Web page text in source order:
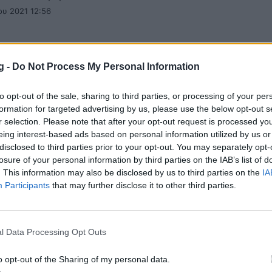
- Do Not Process My Personal Information
opt-out of the sale, sharing to third parties, or processing of your
for targeted advertising by us, please use the below opt-out
selection. Please note that after your opt-out request is processed
interest-based ads based on personal information utilized by us
to third parties prior to your opt-out. You may separately
of your personal information by third parties on the IAB’s list of
This information may also be disclosed by us to third parties on the
Participants that may further disclose it to other third parties.
Data Processing Opt Outs
opt-out of the Sharing of my personal data.
2021 12:56
η κακοκαιρία χτύπησε για τα καλά στο παιχνίδι της
στην Sporting Kansas
2020 12:18
ΗΠΑ: Δέκα κρούσματα σε γυναικεία
ομάδα ποδοσφαίρου Orlando Pride, ανακοίνωσε